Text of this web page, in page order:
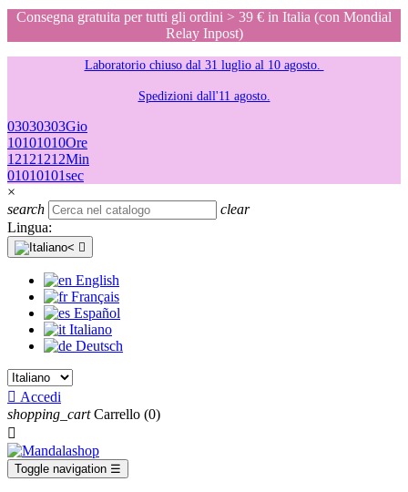
Consegna gratuita per tutti gli ordini > 39 € in Italia (con Mondial
Relay Inpost)
Laboratorio chiuso dal 31 luglio al 10 agosto.
Spedizioni dall'11 agosto.
03030303Gio
10101010Ore
12121212Min
01010101sec
×
search
clear
Lingua:

English
Français
Español
Italiano
Deutsch
 Accedi
shopping_cart Carrello (0)

Toggle navigation ☰